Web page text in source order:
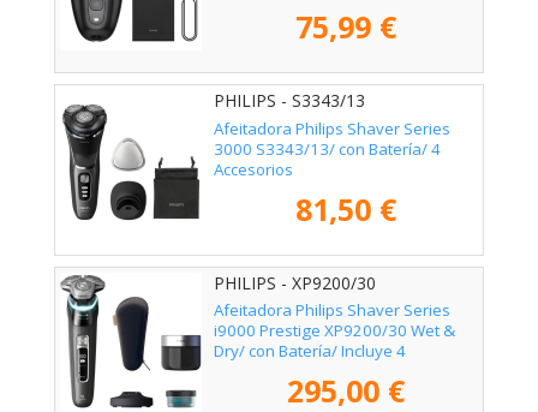
75,99 €
PHILIPS - S3343/13
Afeitadora Philips Shaver Series
3000 S3343/13/ con Batería/ 4
Accesorios
81,50 €
PHILIPS - XP9200/30
Afeitadora Philips Shaver Series
i9000 Prestige XP9200/30 Wet &
Dry/ con Batería/ Incluye 4
295,00 €